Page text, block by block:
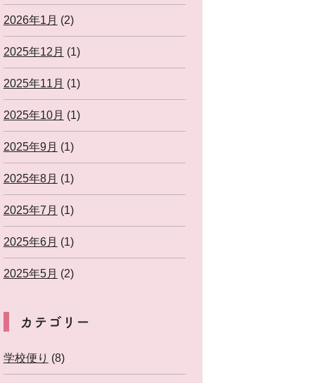
2026年1月 (2)
2025年12月 (1)
2025年11月 (1)
2025年10月 (1)
2025年9月 (1)
2025年8月 (1)
2025年7月 (1)
2025年6月 (1)
2025年5月 (2)
カテゴリー
学校便り (8)